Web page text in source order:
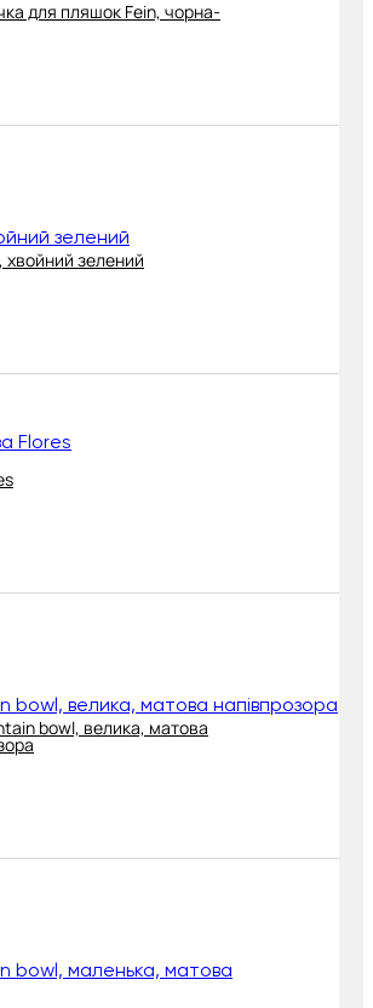
для пляшок Fein, чорна-
хвойний зелений
bowl, велика, матова